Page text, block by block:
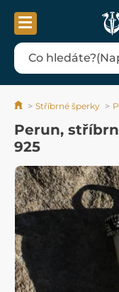
Stříbrné šperky
Perun,
925